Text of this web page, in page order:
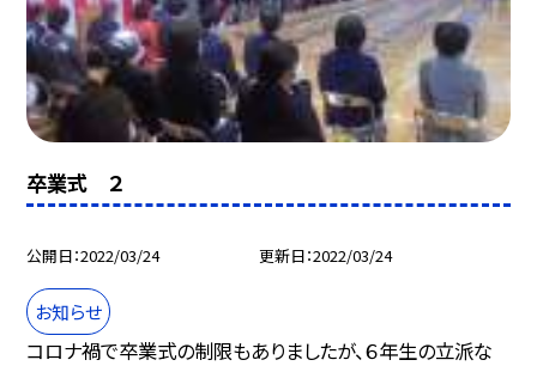
卒業式 ２
公開日 2022/03/24 更新日 2022/03/24
お知らせ
コロナ禍で卒業式の制限もありましたが、６年生の立派な